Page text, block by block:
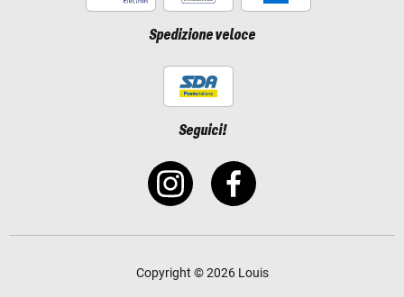
Spedizione veloce
Seguici!
Copyright © 2026 Louis